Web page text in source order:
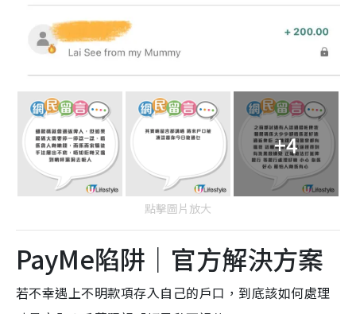
+4
點擊圖片放大
PayMe陷阱｜官方解決方案
若不幸遇上不明款項存入自己的戶口，到底該如何處理